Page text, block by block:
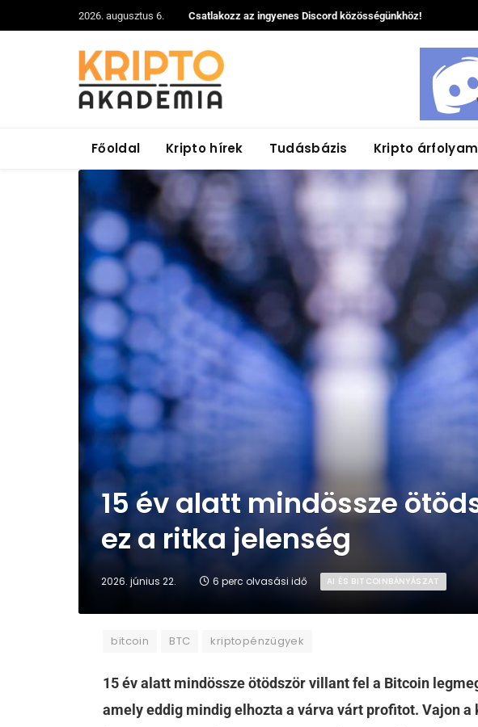
2026. augusztus 6. Csatlakozz az ingyenes Discord közösségünkhöz!
Főoldal Kripto hírek Tudásbázis Kripto
15 év alatt mindössze
ez a ritka jelenség
2026. június 22. 6 perc olvasási idő AI ÉS BITCOINBÁNYÁSZAT
bitcoin BTC kriptopénzügyek
15 év alatt mindössze ötödször villant fel a Bitcoin
amely eddig mindig elhozta a várva várt profitot. Vajon a